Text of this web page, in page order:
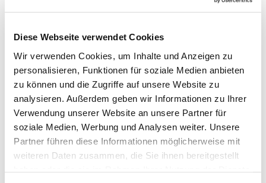
Diese Webseite verwendet Cookies
Wir verwenden Cookies, um Inhalte und Anzeigen zu
personalisieren, Funktionen für soziale Medien anbieten
zu können und die Zugriffe auf unsere Website zu
analysieren. Außerdem geben wir Informationen zu Ihrer
Verwendung unserer Website an unsere Partner für
soziale Medien, Werbung und Analysen weiter. Unsere
Partner führen diese Informationen möglicherweise mit
weiteren Daten zusammen, die Sie ihnen bereitgestellt
Karte vergrößern
Pflegefachmann (m/w/d)